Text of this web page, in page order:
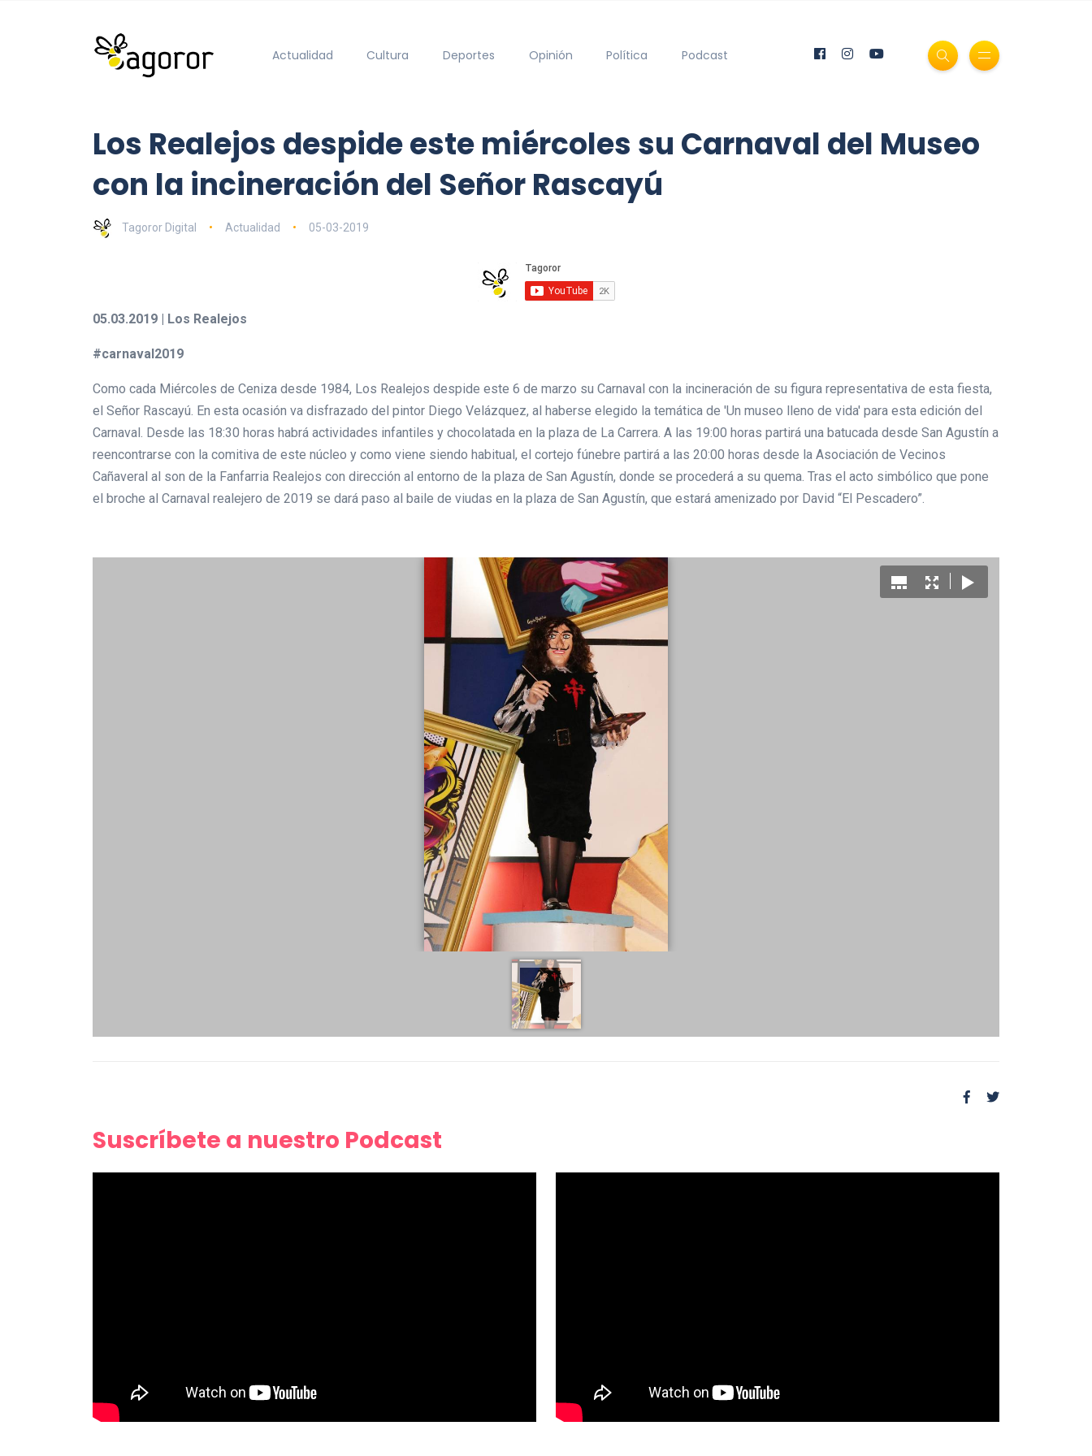
Actualidad Cultura Deportes Opinión Política Podcast
Los Realejos despide este miércoles su Carnaval del Museo
con la incineración del Señor Rascayú
Tagoror Digital Actualidad 05-03-2019
05.03.2019 | Los Realejos
#carnaval2019
Como cada Miércoles de Ceniza desde 1984, Los Realejos despide este 6 de marzo su Carnaval con la incineración de su figura representativa de esta fiesta,
el Señor Rascayú. En esta ocasión va disfrazado del pintor Diego Velázquez, al haberse elegido la temática de 'Un museo lleno de vida' para esta edición del
Carnaval. Desde las 18:30 horas habrá actividades infantiles y chocolatada en la plaza de La Carrera. A las 19:00 horas partirá una batucada desde San Agustín a
reencontrarse con la comitiva de este núcleo y como viene siendo habitual, el cortejo fúnebre partirá a las 20:00 horas desde la Asociación de Vecinos
Cañaveral al son de la Fanfarria Realejos con dirección al entorno de la plaza de San Agustín, donde se procederá a su quema. Tras el acto simbólico que pone
el broche al Carnaval realejero de 2019 se dará paso al baile de viudas en la plaza de San Agustín, que estará amenizado por David “El Pescadero”.
Suscríbete a nuestro Podcast